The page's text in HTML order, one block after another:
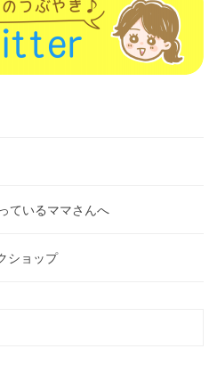
ているママさんへ
ショップ